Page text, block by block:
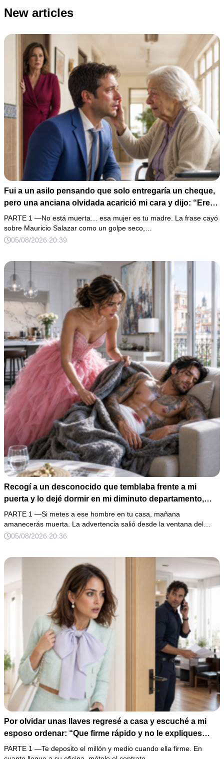
New articles
Fui a un asilo pensando que solo entregaría un cheque,
pero una anciana olvidada acarició mi cara y dijo: “Eres
igual a tu padre”. En vez de hacer preguntas, tomé su
medalla, abrí un expediente sellado desde hacía 40 años
y descubrí que la mujer que me crió había construido mi
PARTE 1 —No está muerta… esa mujer es tu madre. La frase cayó
sobre Mauricio Salazar como un golpe seco,…
05/08/2026 20:39
Recogí a un desconocido que temblaba frente a mi
puerta y lo dejé dormir en mi diminuto departamento,
aunque mi único familiar me advirtió: “Ese hombre no es
una víctima”. Le curé una herida profunda y me fui a
dormir. Al amanecer, él ya no estaba, pero su anillo,
pesadilla inesperada.
PARTE 1 —Si metes a ese hombre en tu casa, mañana
amanecerás muerta. La advertencia salió desde la ventana del…
05/08/2026 20:36
Por olvidar unas llaves regresé a casa y escuché a mi
esposo ordenar: “Que firme rápido y no le expliques
nada”. En lugar de enfrentarlo, llevé la grabación a mi
PARTE 1 —Te deposito el millón y medio cuando ella firme. En